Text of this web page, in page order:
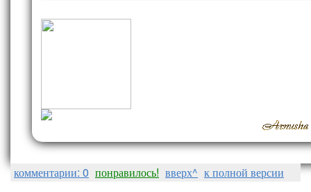
комментарии: 0 понравилось! вверх^ к полной версии